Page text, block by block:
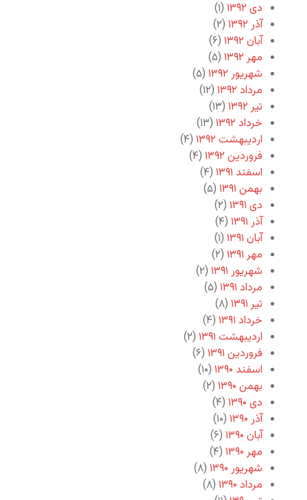
دی ۱۳۹۲
(۱)
آذر ۱۳۹۲
(۲)
آبان ۱۳۹۲
(۶)
مهر ۱۳۹۲
(۵)
شهریور ۱۳۹۲
(۵)
مرداد ۱۳۹۲
(۱۲)
تیر ۱۳۹۲
(۱۳)
خرداد ۱۳۹۲
(۱۳)
اردیبهشت ۱۳۹۲
(۴)
فروردین ۱۳۹۲
(۴)
اسفند ۱۳۹۱
(۴)
بهمن ۱۳۹۱
(۵)
دی ۱۳۹۱
(۲)
آذر ۱۳۹۱
(۴)
آبان ۱۳۹۱
(۱)
مهر ۱۳۹۱
(۲)
شهریور ۱۳۹۱
(۲)
مرداد ۱۳۹۱
(۵)
تیر ۱۳۹۱
(۸)
خرداد ۱۳۹۱
(۴)
اردیبهشت ۱۳۹۱
(۲)
فروردین ۱۳۹۱
(۶)
اسفند ۱۳۹۰
(۱۰)
بهمن ۱۳۹۰
(۲)
دی ۱۳۹۰
(۴)
آذر ۱۳۹۰
(۱۰)
آبان ۱۳۹۰
(۶)
مهر ۱۳۹۰
(۴)
شهریور ۱۳۹۰
(۸)
مرداد ۱۳۹۰
(۸)